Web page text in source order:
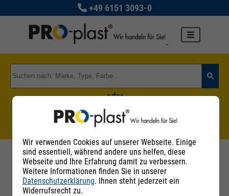
+49 6151 3093-0
oder
Zu den Rohstoffgruppen
Filter
Wir verwenden Cookies auf unserer Webseite. Einige
sind essentiell, während andere uns helfen, diese
Webseite und Ihre Erfahrung damit zu verbessern.
Weitere Informationen finden Sie in unserer
Datenschutzerklärung. Ihnen steht jederzeit ein
Widerrufsrecht zu.